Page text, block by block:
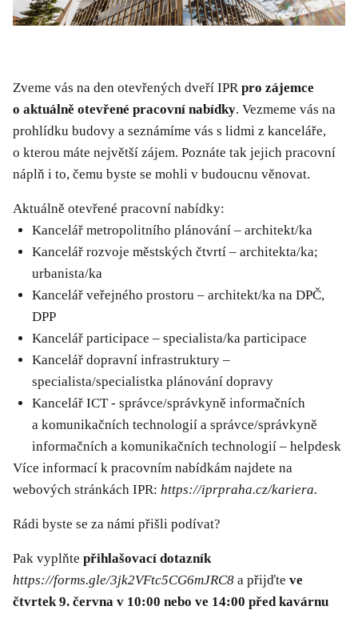
Zveme vás na den otevřených dveří IPR pro zájemce
o aktuálně otevřené pracovní nabídky. Vezmeme vás na
prohlídku budovy a seznámíme vás s lidmi z kanceláře,
o kterou máte největší zájem. Poznáte tak jejich pracovní
náplň i to, čemu byste se mohli v budoucnu věnovat.
Aktuálně otevřené pracovní nabídky:
Kancelář metropolitního plánování – architekt/ka
Kancelář rozvoje městských čtvrtí – architekta/ka;
urbanista/ka
Kancelář veřejného prostoru – architekt/ka na DPČ,
DPP
Kancelář participace – specialista/ka participace
Kancelář dopravní infrastruktury –
specialista/specialistka plánování dopravy
Kancelář ICT - správce/správkyně informačních
a komunikačních technologií a správce/správkyně
informačních a komunikačních technologií – helpdesk
Více informací k pracovním nabídkám najdete na
webových stránkách IPR: https://iprpraha.cz/kariera.
Rádi byste se za námi přišli podívat?
Pak vyplňte přihlašovací dotazník
https://forms.gle/3jk2VFtc5CG6mJRC8 a přijďte ve
čtvrtek 9. června v 10:00 nebo ve 14:00 před kavárnu